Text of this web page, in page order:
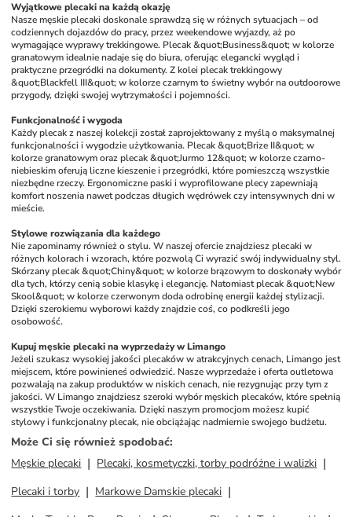
Wyjątkowe plecaki na każdą okazję
Nasze męskie plecaki doskonale sprawdzą się w różnych sytuacjach – od
codziennych dojazdów do pracy, przez weekendowe wyjazdy, aż po
wymagające wyprawy trekkingowe. Plecak &quot;Business&quot; w kolorze
granatowym idealnie nadaje się do biura, oferując elegancki wygląd i
praktyczne przegródki na dokumenty. Z kolei plecak trekkingowy
&quot;Blackfell III&quot; w kolorze czarnym to świetny wybór na outdoorowe
przygody, dzięki swojej wytrzymałości i pojemności.
Funkcjonalność i wygoda
Każdy plecak z naszej kolekcji został zaprojektowany z myślą o maksymalnej
funkcjonalności i wygodzie użytkowania. Plecak &quot;Brize II&quot; w
kolorze granatowym oraz plecak &quot;Jurmo 12&quot; w kolorze czarno-
niebieskim oferują liczne kieszenie i przegródki, które pomieszczą wszystkie
niezbędne rzeczy. Ergonomiczne paski i wyprofilowane plecy zapewniają
komfort noszenia nawet podczas długich wędrówek czy intensywnych dni w
mieście.
Stylowe rozwiązania dla każdego
Nie zapominamy również o stylu. W naszej ofercie znajdziesz plecaki w
różnych kolorach i wzorach, które pozwolą Ci wyrazić swój indywidualny styl.
Skórzany plecak &quot;Chiny&quot; w kolorze brązowym to doskonały wybór
dla tych, którzy cenią sobie klasykę i elegancję. Natomiast plecak &quot;New
Skool&quot; w kolorze czerwonym doda odrobinę energii każdej stylizacji.
Dzięki szerokiemu wyborowi każdy znajdzie coś, co podkreśli jego
osobowość.
Kupuj męskie plecaki na wyprzedaży w Limango
Jeżeli szukasz wysokiej jakości plecaków w atrakcyjnych cenach, Limango jest
miejscem, które powinieneś odwiedzić. Nasze wyprzedaże i oferta outletowa
pozwalają na zakup produktów w niskich cenach, nie rezygnując przy tym z
jakości. W Limango znajdziesz szeroki wybór męskich plecaków, które spełnią
wszystkie Twoje oczekiwania. Dzięki naszym promocjom możesz kupić
stylowy i funkcjonalny plecak, nie obciążając nadmiernie swojego budżetu.
Może Ci się również spodobać:
Męskie plecaki
Plecaki, kosmetyczki, torby podróżne i walizki
Plecaki i torby
Markowe Damskie plecaki